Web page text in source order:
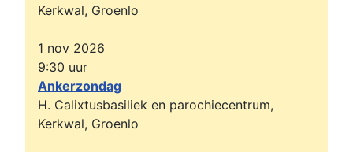
Kerkwal, Groenlo
1 nov 2026
9:30 uur
Ankerzondag
H. Calixtusbasiliek en parochiecentrum,
Kerkwal, Groenlo